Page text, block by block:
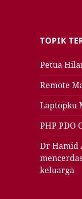
TOPIK
Petua
Remote
Laptopku
PHP PDO
Dr Hamid
keluarga